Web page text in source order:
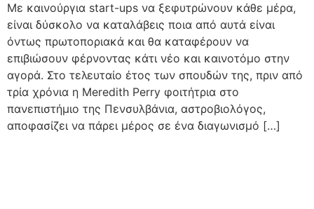
Με καινούργια start-ups να ξεφυτρώνουν κάθε μέρα,
είναι δύσκολο να καταλάβεις ποια από αυτά είναι
όντως πρωτοποριακά και θα καταφέρουν να
επιβιώσουν φέρνοντας κάτι νέο και καινοτόμο στην
αγορά. Στο τελευταίο έτος των σπουδών της, πριν από
τρία χρόνια η Meredith Perry φοιτήτρια στο
πανεπιστήμιο της Πενσυλβάνια, αστροβιολόγος,
αποφασίζει να πάρει μέρος σε ένα διαγωνισμό […]